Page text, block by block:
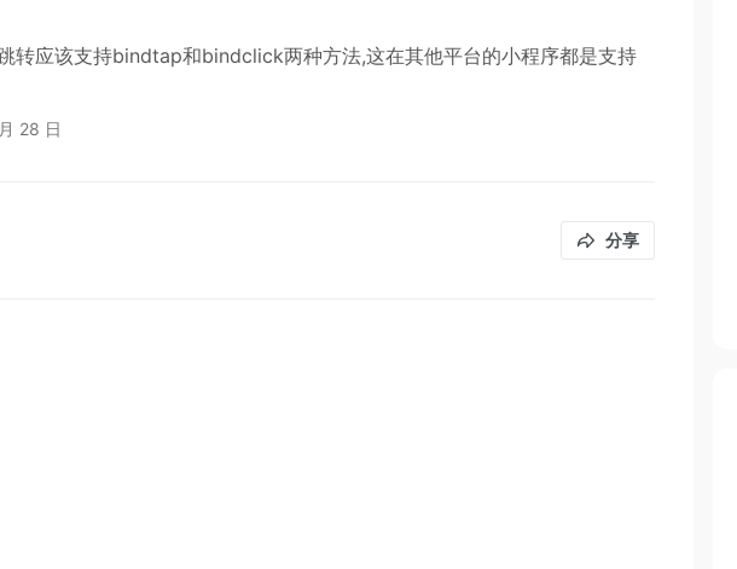
转应该支持bindtap和bindclick两种方法,这在其他平台的小程序都是支持
28 日
分享